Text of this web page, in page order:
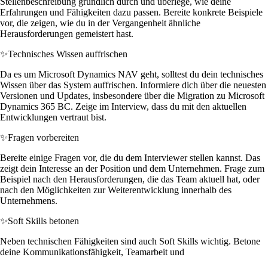
Erfahrungen und Fähigkeiten dazu passen. Bereite konkrete Beispiele
vor, die zeigen, wie du in der Vergangenheit ähnliche
Herausforderungen gemeistert hast.
✨Technisches Wissen auffrischen
Da es um Microsoft Dynamics NAV geht, solltest du dein technisches
Wissen über das System auffrischen. Informiere dich über die neuesten
Versionen und Updates, insbesondere über die Migration zu Microsoft
Dynamics 365 BC. Zeige im Interview, dass du mit den aktuellen
Entwicklungen vertraut bist.
✨Fragen vorbereiten
Bereite einige Fragen vor, die du dem Interviewer stellen kannst. Das
zeigt dein Interesse an der Position und dem Unternehmen. Frage zum
Beispiel nach den Herausforderungen, die das Team aktuell hat, oder
nach den Möglichkeiten zur Weiterentwicklung innerhalb des
Unternehmens.
✨Soft Skills betonen
Neben technischen Fähigkeiten sind auch Soft Skills wichtig. Betone
deine Kommunikationsfähigkeit, Teamarbeit und